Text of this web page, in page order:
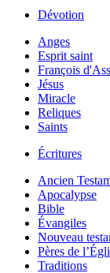
Dévotion
Anges
Esprit saint
François
Jésus
Miracle
Reliques
Saints
Écritures
Ancien
Apocalypse
Bible
Évangiles
Nouveau
Pères de
Traditions